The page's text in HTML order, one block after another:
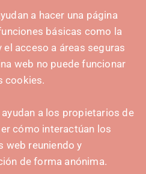
a hacer una página
básicas como la
el acceso a áreas seguras
web no puede funcionar
cookies.
a los propietarios de
cómo interactúan los
web reuniendo y
de forma anónima.